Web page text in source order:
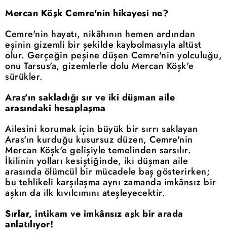
Mercan Köşk Cemre'nin hikayesi ne?
Cemre'nin hayatı, nikâhının hemen ardından
eşinin gizemli bir şekilde kaybolmasıyla altüst
olur. Gerçeğin peşine düşen Cemre'nin yolculuğu,
onu Tarsus'a, gizemlerle dolu Mercan Köşk'e
sürükler.
Aras'ın sakladığı sır ve iki düşman aile
arasındaki hesaplaşma
Ailesini korumak için büyük bir sırrı saklayan
Aras'ın kurduğu kusursuz düzen, Cemre'nin
Mercan Köşk'e gelişiyle temelinden sarsılır.
İkilinin yolları kesiştiğinde, iki düşman aile
arasında ölümcül bir mücadele baş gösterirken;
bu tehlikeli karşılaşma aynı zamanda imkânsız bir
aşkın da ilk kıvılcımını ateşleyecektir.
Sırlar, intikam ve imkânsız aşk bir arada
anlatılıyor!